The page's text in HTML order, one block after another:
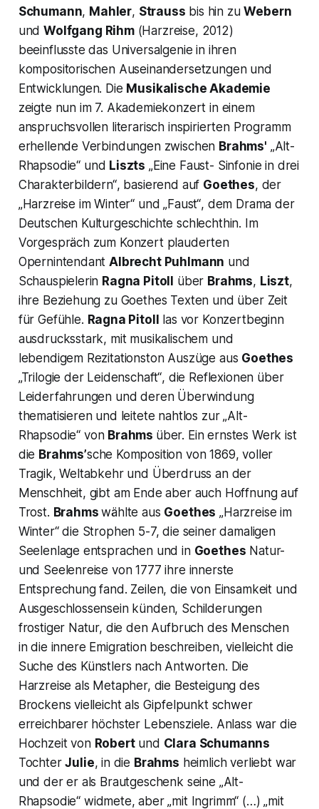
Schumann, Mahler, Strauss bis hin zuWebern
undWolfgang Rihm(Harzreise, 2012)
beeinflusste das Universalgenie in ihren
kompositorischen Auseinandersetzungen und
Entwicklungen. Die Musikalische Akademie
zeigte nun im 7. Akademiekonzert in einem
anspruchsvollen literarisch inspirierten Programm
erhellende Verbindungen zwischen Brahms' „Alt-
Rhapsodie“ und Liszts „Eine Faust- Sinfonie in drei
Charakterbildern“, basierend auf Goethes, der
„Harzreise im Winter“ und„Faust“, dem Drama der
Deutschen Kulturgeschichte schlechthin. Im
Vorgespräch zum Konzert plauderten
OpernintendantAlbrecht Puhlmann und
Schauspielerin Ragna Pitoll über Brahms, Liszt,
ihre Beziehung zu Goethes Texten und über Zeit
für Gefühle. Ragna Pitoll las vor Konzertbeginn
ausdrucksstark, mit musikalischem und
lebendigem Rezitationston Auszüge aus Goethes
„Trilogie der Leidenschaft“, die Reflexionen über
Leiderfahrungen und deren Überwindung
thematisieren und leitete nahtlos zur„Alt-
Rhapsodie“ von Brahms über. Ein ernstes Werk ist
die Brahms’sche Komposition von 1869, voller
Tragik, Weltabkehr und Überdruss an der
Menschheit, gibt am Ende aber auch Hoffnung auf
Trost. Brahmswählte aus Goethes „Harzreise im
Winter“die Strophen 5-7, die seiner damaligen
Seelenlage entsprachen und in Goethes Natur-
und Seelenreise von 1777 ihre innerste
Entsprechung fand. Zeilen, die von Einsamkeit und
Ausgeschlossensein künden, Schilderungen
frostiger Natur, die den Aufbruch des Menschen
in die innere Emigration beschreiben, vielleicht die
Suche des Künstlers nach Antworten. Die
Harzreise als Metapher, die Besteigung des
Brockens vielleicht als Gipfelpunkt schwer
erreichbarer höchster Lebensziele. Anlass war die
Hochzeit von Robertund Clara Schumanns
TochterJulie, in die Brahms heimlich verliebt war
und der er als Brautgeschenk seine „Alt-
Rhapsodie“ widmete, aber „mit Ingrimm“ (…) „mit